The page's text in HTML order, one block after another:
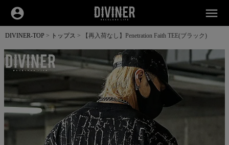
account_circle menu
DIVINER-TOP トップス 【再入荷なし】Penetration Faith TEE(ブラック)